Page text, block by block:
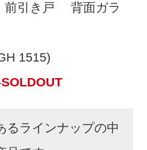
引き戸 背面ガラ
1515)
SOLDOUT
るラインナップの中